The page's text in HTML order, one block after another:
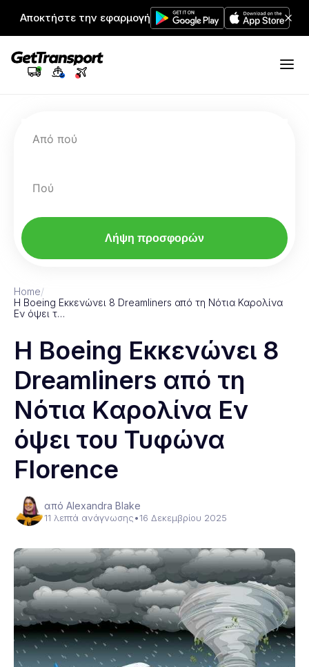
Αποκτήστε την εφαρμογή
Από πού
Πού
Λήψη προσφορών
Home/
Η Boeing Εκκενώνει 8 Dreamliners από τη Νότια Καρολίνα
Εν όψει τ…
Η Boeing Εκκενώνει 8
Dreamliners από τη
Νότια Καρολίνα Εν
όψει του Τυφώνα
Florence
από Alexandra Blake
11 λεπτά ανάγνωσης•16 Δεκεμβρίου 2025